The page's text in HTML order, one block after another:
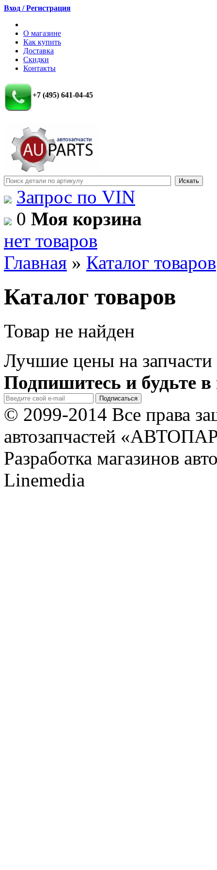
Вход / Регистрация
О магазине
Как купить
Доставка
Скидки
Контакты
+7 (495) 641-04-45
Запрос по VIN
0 Моя корзина
нет товаров
Главная » Каталог товаров
Каталог товаров
Товар не найден
Лучшие цены на запчасти
Подпишитесь и будьте в
© 2099-2014 Все права
автозапчастей
Разработка магазинов
Linemedia